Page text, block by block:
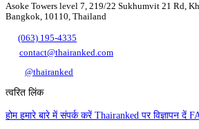
Asoke Towers level 7, 219/22 Sukhumvit 21 Rd,
Bangkok, 10110, Thailand
(063) 195-4335
contact@thairanked.com
@thairanked
त्वरित लिंक
होम हमारे बारे में संपर्क करें Thairanked पर विज्ञापन दें